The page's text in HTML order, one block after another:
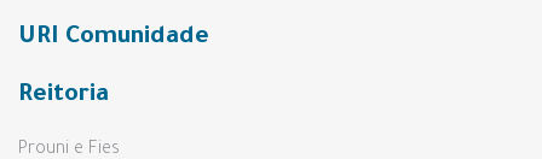
URI Comunidade
Reitoria
Prouni e Fies